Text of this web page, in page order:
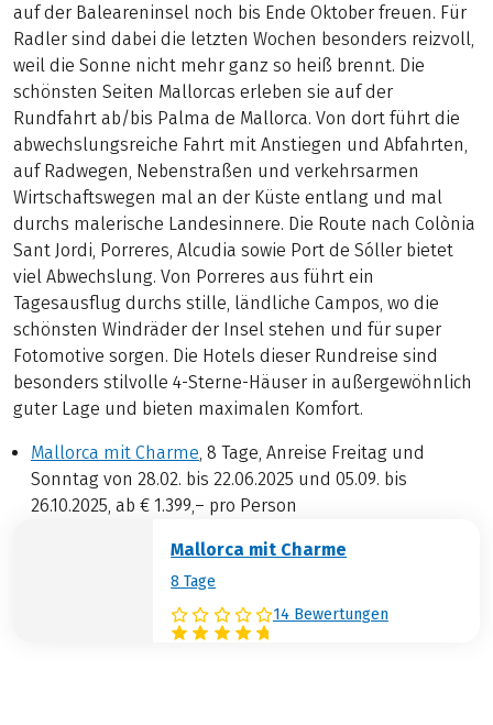
auf der Baleareninsel noch bis Ende Oktober freuen. Für
Radler sind dabei die letzten Wochen besonders reizvoll,
weil die Sonne nicht mehr ganz so heiß brennt. Die
schönsten Seiten Mallorcas erleben sie auf der
Rundfahrt ab/bis Palma de Mallorca. Von dort führt die
abwechslungsreiche Fahrt mit Anstiegen und Abfahrten,
auf Radwegen, Nebenstraßen und verkehrsarmen
Wirtschaftswegen mal an der Küste entlang und mal
durchs malerische Landesinnere. Die Route nach Colònia
Sant Jordi, Porreres, Alcudia sowie Port de Sóller bietet
viel Abwechslung. Von Porreres aus führt ein
Tagesausflug durchs stille, ländliche Campos, wo die
schönsten Windräder der Insel stehen und für super
Fotomotive sorgen. Die Hotels dieser Rundreise sind
besonders stilvolle 4-Sterne-Häuser in außergewöhnlich
guter Lage und bieten maximalen Komfort.
Mallorca mit Charme , 8 Tage, Anreise Freitag und
Sonntag von 28.02. bis 22.06.2025 und 05.09. bis
26.10.2025, ab € 1.399,– pro Person
Mallorca mit Charme
8 Tage
14 Bewertungen